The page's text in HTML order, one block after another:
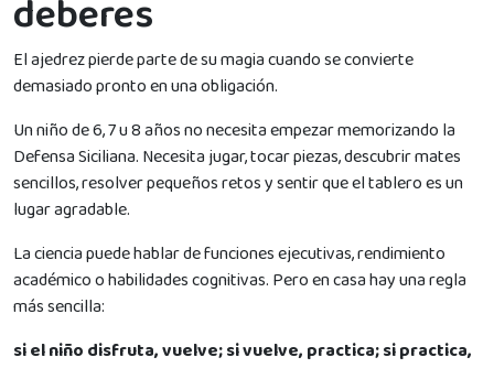
deberes
El ajedrez pierde parte de su magia cuando se convierte
demasiado pronto en una obligación.
Un niño de 6, 7 u 8 años no necesita empezar memorizando la
Defensa Siciliana. Necesita jugar, tocar piezas, descubrir mates
sencillos, resolver pequeños retos y sentir que el tablero es un
lugar agradable.
La ciencia puede hablar de funciones ejecutivas, rendimiento
académico o habilidades cognitivas. Pero en casa hay una regla
más sencilla:
si el niño disfruta, vuelve; si vuelve, practica; si practica,